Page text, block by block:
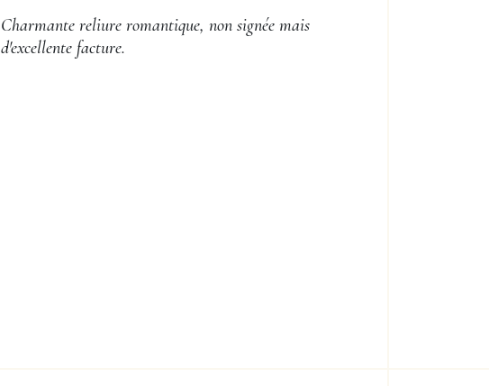
Charmante reliure romantique, non signée mais
d'excellente facture.